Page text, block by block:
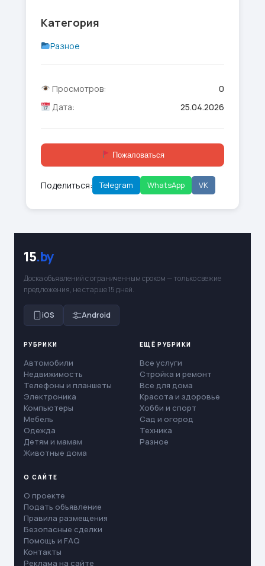
Категория
Разное
Просмотров:
0
Дата:
25.04.2026
Пожаловаться
Поделиться: Telegram WhatsApp VK
15.by
Доска объявлений с ограниченным сроком — только свежие
предложения, не старше 15 дней.
iOS Android
РУБРИКИ
Автомобили
Недвижимость
Телефоны и планшеты
Электроника
Компьютеры
Мебель
Одежда
Детям и мамам
Животные дома
ЕЩЁ РУБРИКИ
Все услуги
Стройка и ремонт
Все для дома
Красота и здоровье
Хобби и спорт
Сад и огород
Техника
Разное
О САЙТЕ
О проекте
Подать объявление
Правила размещения
Безопасные сделки
Помощь и FAQ
Контакты
Реклама на сайте